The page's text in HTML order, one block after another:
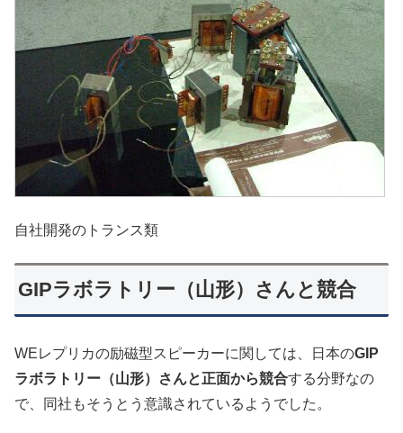
自社開発のトランス類
GIPラボラトリー（山形）さんと競合
WEレプリカの励磁型スピーカーに関しては、日本のGIP
ラボラトリー（山形）さんと正面から競合する分野なの
で、同社もそうとう意識されているようでした。